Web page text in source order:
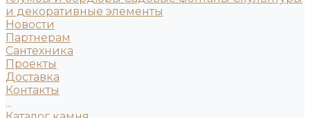
и декоративные элементы
Новости
Партнерам
Сантехника
Проекты
Доставка
Контакты
...